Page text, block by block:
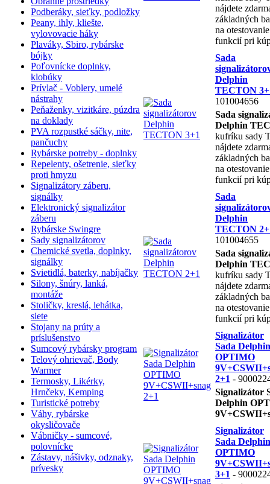
Podberáky, sieťky, podložky
Peany, ihly, kliešte,
vylovovacie háky
Plaváky, Sbiro, rybárske
bójky
Poľovnícke doplnky,
klobúky
Prívlač - Voblery, umelé
nástrahy
Peňaženky, vizitkáre, púzdra
na doklady
PVA rozpustké sáčky, nite,
pančuchy
Rybárske potreby - doplnky
Repelenty, ošetrenie, sieťky
proti hmyzu
Signalizátory záberu,
signálky
Elektronický signalizátor
záberu
Rybárske Swingre
Sady signalizátorov
Chemické svetla, doplnky,
signálky
Svietidlá, baterky, nabíjačky
Silony, šnúry, lanká,
montáže
Stoličky, kreslá, lehátka,
siete
Stojany na prúty a
príslušenstvo
Sumcový rybársky program
Telový ohrievač, Body
Warmer
Termosky, Likérky,
Hrnčeky, Kemping
Turistické potreby
Váhy, rybárske
okysličovače
Vábničky - sumcové,
polovnícke
Zástavy, nášivky, odznaky,
prívesky
nájdete
základných
na
funkcií pri
Sada
Delphin
TECTON
101004656
Sada
Delphin
kufríku sady
nájdete
základných
na
funkcií pri
Sada
Delphin
TECTON
101004655
Sada
Delphin
kufríku sady
nájdete
základných
na
funkcií pri
Signalizátor
Sada Delphin
OPTIMO
2+1 -
Signalizátor
Delphin
Signalizátor
Sada Delphin
OPTIMO
3+1 -